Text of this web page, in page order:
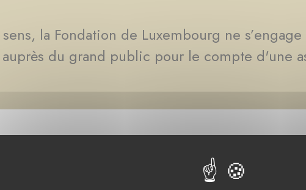
la Fondation de Luxembourg ne
du grand public pour le compte d'une